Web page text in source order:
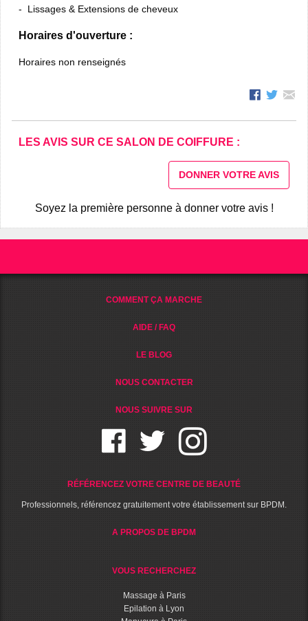
Lissages & Extensions de cheveux
Horaires d'ouverture :
Horaires non renseignés
LES AVIS SUR CE SALON DE COIFFURE :
DONNER VOTRE AVIS
Soyez la première personne à donner votre avis !
COMMENT ÇA MARCHE
AIDE / FAQ
LE BLOG
NOUS CONTACTER
NOUS SUIVRE SUR
RÉFÉRENCEZ VOTRE CENTRE DE BEAUTÉ
Professionnels, référencez gratuitement votre établissement sur BPDM.
A PROPOS DE BPDM
VOUS RECHERCHEZ
Massage à Paris
Epilation à Lyon